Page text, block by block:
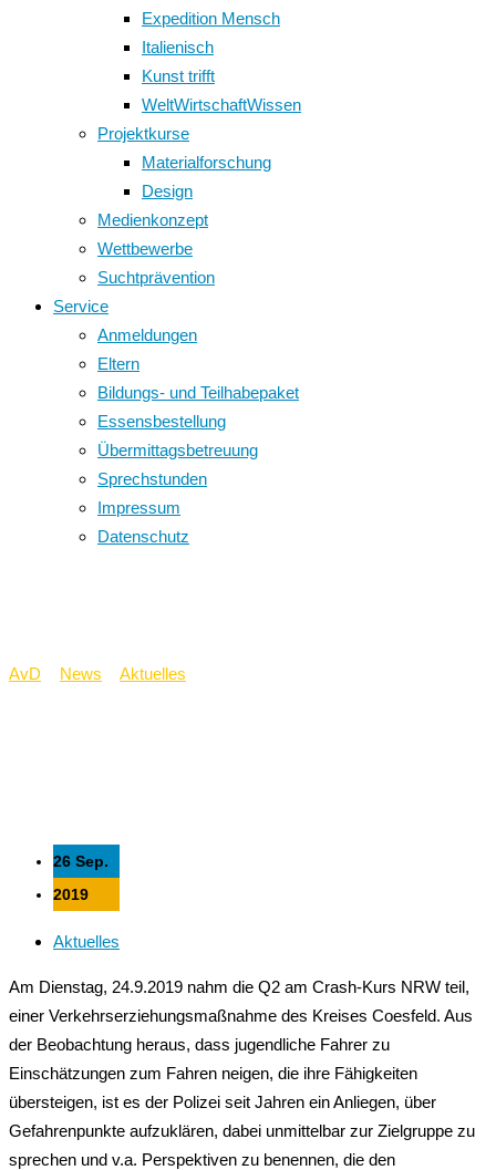
Expedition Mensch
Italienisch
Kunst trifft
WeltWirtschaftWissen
Projektkurse
Materialforschung
Design
Medienkonzept
Wettbewerbe
Suchtprävention
Service
Anmeldungen
Eltern
Bildungs- und Teilhabepaket
Essensbestellung
Übermittagsbetreuung
Sprechstunden
Impressum
Datenschutz
AvD News Aktuelles
26 Sep.
2019
Aktuelles
Am Dienstag, 24.9.2019 nahm die Q2 am Crash-Kurs NRW teil,
einer Verkehrserziehungsmaßnahme des Kreises Coesfeld. Aus
der Beobachtung heraus, dass jugendliche Fahrer zu
Einschätzungen zum Fahren neigen, die ihre Fähigkeiten
übersteigen, ist es der Polizei seit Jahren ein Anliegen, über
Gefahrenpunkte aufzuklären, dabei unmittelbar zur Zielgruppe zu
sprechen und v.a. Perspektiven zu benennen, die den